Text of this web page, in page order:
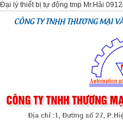
Đại lý thiết bị tự động tmp Mr.Hải
CÔNG TY TNHH THƯƠNG MẠI VÀ